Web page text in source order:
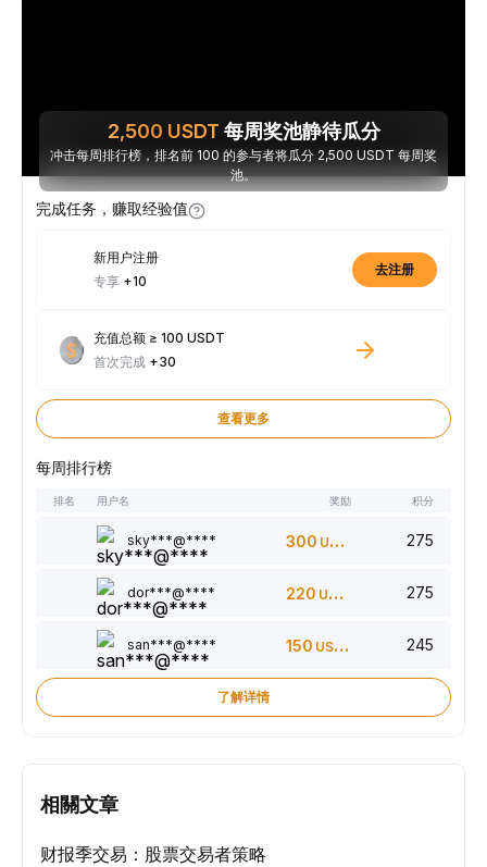
2,500 USDT 每周奖池静待瓜分
冲击每周排行榜，排名前 100 的参与者将瓜分 2,500 USDT 每周奖
池。
完成任务，赚取经验值
新用户注册
专享 +10
去注册
充值总额 ≥ 100 USDT
首次完成 +30
查看更多
每周排行榜
排名 用户名 奖励 积分
sky***@**** 300 USDT 275
dor***@**** 220 USDT 275
san***@**** 150 USDT 245
了解详情
相關文章
财报季交易：股票交易者策略